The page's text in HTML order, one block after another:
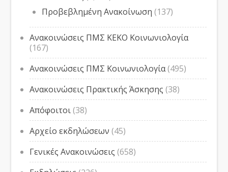
Προβεβλημένη Ανακοίνωση (137)
Ανακοινώσεις ΠΜΣ ΚΕΚΟ Κοινωνιολογία
(167)
Ανακοινώσεις ΠΜΣ Κοινωνιολογία(495)
Ανακοινώσεις Πρακτικής Άσκησης (38)
Απόφοιτοι(38)
Αρχείο εκδηλώσεων (45)
Γενικές Ανακοινώσεις (658)